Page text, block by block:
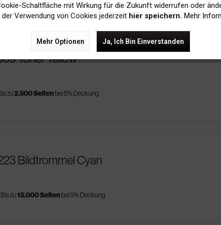
Toner Yellow
zu2.500 Seitenbei 5% Deckung
Bildtrommel Cyan
Bis zu15.000 Seitenbei 5% Deckung
Schaltfläche mit Wirkung für die Zukunft widerrufen oder
Verwendung von Cookies jederzeit hier speichern. Mehr
Mehr Optionen Ja, Ich Bin Einverstanden